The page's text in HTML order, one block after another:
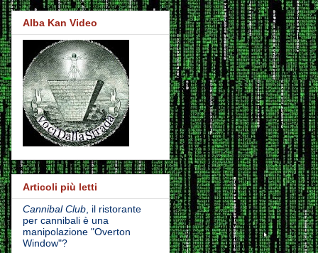
Alba Kan Video
Articoli più letti
Cannibal Club , il ristorante
per cannibali è una
manipolazione "Overton
Window"?